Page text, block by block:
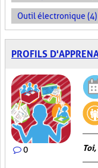
Outil électronique (4)
PROFILS
0